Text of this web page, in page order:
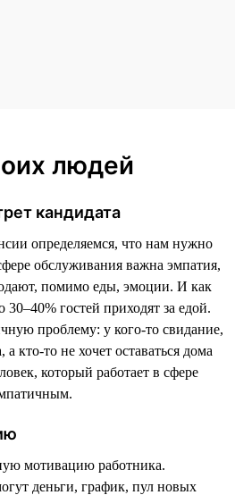
людей
кандидата
определяемся, что нам нужно
обслуживания важна эмпатия,
помимо еды, эмоции. И как
30–40% гостей приходят за едой.
проблему: у кого-то свидание,
а кто-то не хочет оставаться дома
который работает в сфере
мотивацию работника.
деньги, график, пул новых